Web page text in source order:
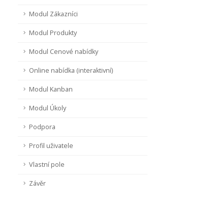
Modul Zákazníci
Modul Produkty
Modul Cenové nabídky
Online nabídka (interaktivní)
Modul Kanban
Modul Úkoly
Podpora
Profil uživatele
Vlastní pole
Závěr